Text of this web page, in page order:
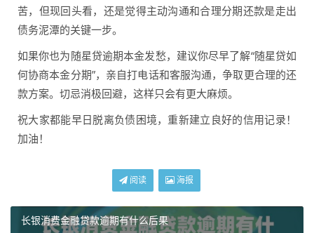
苦，但现回头看，还是觉得主动沟通和合理分期还款是走出
债务泥潭的关键一步。
如果你也为随星贷逾期本金发愁，建议你尽早了解“随星贷如
何协商本金分期”，亲自打电话和客服沟通，争取更合理的还
款方案。切忌消极回避，这样只会有更大麻烦。
祝大家都能早日脱离负债困境，重新建立良好的信用记录！
加油！
阅读 海报
长银消费金融贷款逾期有什么后果